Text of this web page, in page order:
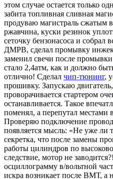
этом случае остается только
забита топливная сливная
продуваю магистраль сжатым
ржавчина, куски резинок
сеточку бензонасоса и собрал
ДМРВ, сделал промывку
заменил свечи после
стало 2,4атм, как и должно
отлично! Сделал чип-тюнинг,
прошивку. Запускаю
проворачивается стартером
останавливается. Такое
поменял, а перепутал местами
Проверяю подключение
появляется мысль: «Не уже ли
секретка, что после замены
работы цилиндров по
следствие, мотор не
осциллограмму в/вольтной
искра возникает после ВМТ, а